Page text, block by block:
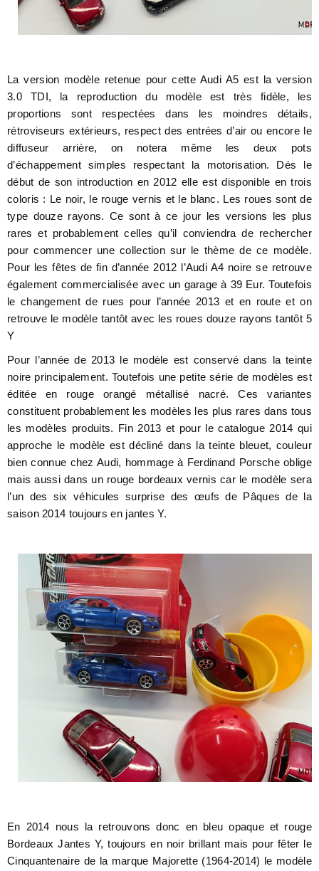
La version modèle retenue pour cette Audi A5 est la version
3.0 TDI, la reproduction du modèle est très fidèle, les
proportions sont respectées dans les moindres détails,
rétroviseurs extérieurs, respect des entrées d’air ou encore le
diffuseur arrière, on notera même les deux pots
d’échappement simples respectant la motorisation. Dés le
début de son introduction en 2012 elle est disponible en trois
coloris : Le noir, le rouge vernis et le blanc. Les roues sont de
type douze rayons. Ce sont à ce jour les versions les plus
rares et probablement celles qu’il conviendra de rechercher
pour commencer une collection sur le thème de ce modèle.
Pour les fêtes de fin d’année 2012 l’Audi A4 noire se retrouve
également commercialisée avec un garage à 39 Eur. Toutefois
le changement de rues pour l’année 2013 et en route et on
retrouve le modèle tantôt avec les roues douze rayons tantôt 5
Y
Pour l’année de 2013 le modèle est conservé dans la teinte
noire principalement. Toutefois une petite série de modèles est
éditée en rouge orangé métallisé nacré. Ces variantes
constituent probablement les modèles les plus rares dans tous
les modèles produits. Fin 2013 et pour le catalogue 2014 qui
approche le modèle est décliné dans la teinte bleuet, couleur
bien connue chez Audi, hommage à Ferdinand Porsche oblige
mais aussi dans un rouge bordeaux vernis car le modèle sera
l’un des six véhicules surprise des œufs de Pâques de la
saison 2014 toujours en jantes Y.
En 2014 nous la retrouvons donc en bleu opaque et rouge
Bordeaux Jantes Y, toujours en noir brillant mais pour fêter le
Cinquantenaire de la marque Majorette (1964-2014) le modèle